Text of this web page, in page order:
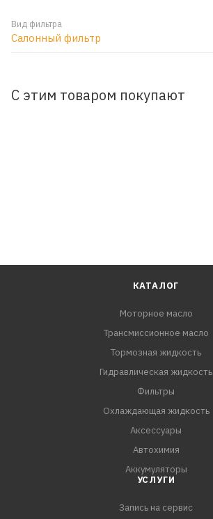
Вид фильтра
Салонный фильтр
С этим товаром покупают
КАТАЛОГ
Моторное масло
Трансмиссионное масло
Тормозная жидкость
Гидравлическая жидкость
Фильтры
Охлаждающая жидкость
Аксессуары
Автохимия
Аккумуляторы
УСЛУГИ
Запись на сервис